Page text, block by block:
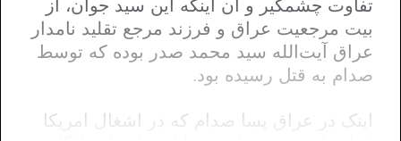
تفاوت چشمگیر و آن اینکه این سید جوان، از
بیت مرجعیت عراق و فرزند مرجع تقلید نامدار
عراق آیت‌الله سید محمد صدر بوده که توسط
صدام به قتل رسیده بود.
اینک در عراق پسا صدام که در اشغال امریکا